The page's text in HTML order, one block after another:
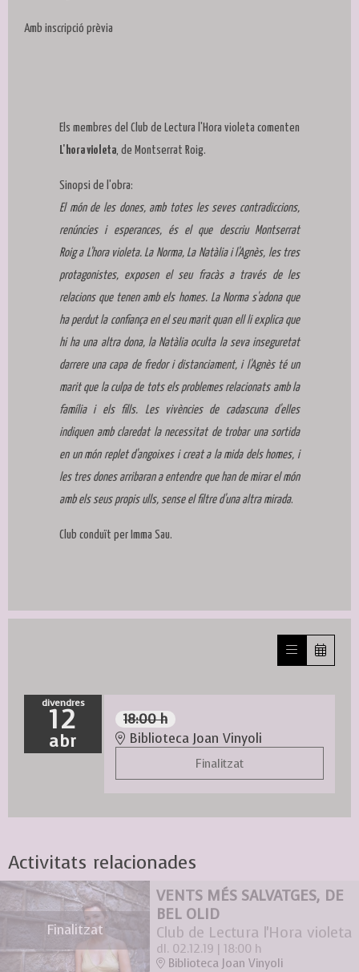
Amb inscripció prèvia
Els membres del Club de Lectura l'Hora violeta comenten
L'hora violeta , de Montserrat Roig.
Sinopsi de l'obra:
El món de les dones, amb totes les seves contradiccions,
renúncies i esperances, és el que descriu Montserrat
Roig a L'hora violeta. La Norma, La Natàlia i l'Agnès, les tres
protagonistes, exposen el seu fracàs a través de les
relacions que tenen amb els homes. La Norma s'adona que
ha perdut la confiança en el seu marit quan ell li explica que
hi ha una altra dona, la Natàlia oculta la seva inseguretat
darrere una capa de fredor i distanciament, i l'Agnès té un
marit que la culpa de tots els problemes relacionats amb la
família i els fills. Les vivències de cadascuna d'elles
indiquen amb claredat la necessitat de trobar una sortida
en un món replet d'angoixes i creat a la mida dels homes, i
les tres dones arribaran a entendre que han de mirar el món
amb els seus propis ulls, sense el filtre d'una altra mirada.
Club conduït per Imma Sau.
divendres
12
abr
18:00 h
Biblioteca Joan Vinyoli
Finalitzat
Activitats relacionades
Finalitzat
VENTS MÉS SALVATGES, DE
BEL OLID
Club de Lectura l'Hora violeta
dl. 02.12.19 | 18:00 h
Biblioteca Joan Vinyoli